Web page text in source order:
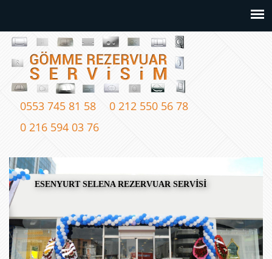
0553 745 81 58
0 212 550 56 78
0 216 594 03 76
ESENYURT SELENA REZERVUAR SERVİSİ